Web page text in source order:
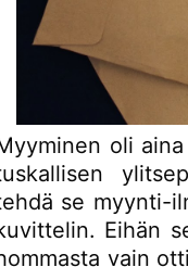
oli
se myynti-
Eihän
vain